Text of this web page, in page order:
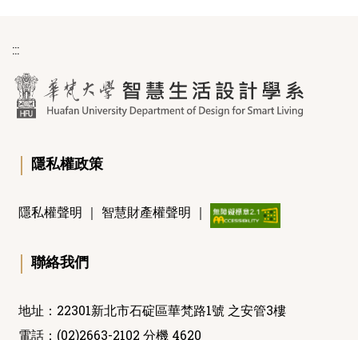
:::
｜ 隱私權政策
隱私權聲明 ｜ 智慧財產權聲明 ｜
｜ 聯絡我們
地址：22301新北市石碇區華梵路1號 之安管3樓
電話：(02)2663-2102 分機 4620